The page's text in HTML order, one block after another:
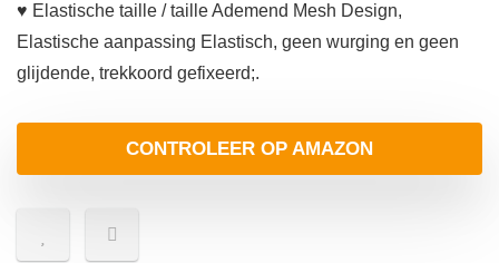
♥ Elastische taille / taille Ademend Mesh Design,
Elastische aanpassing Elastisch, geen wurging en geen
glijdende, trekkoord gefixeerd;.
CONTROLEER OP AMAZON